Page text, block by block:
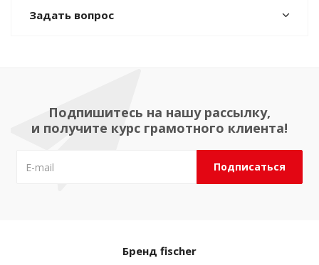
Задать вопрос
Подпишитесь на нашу рассылку,
и получите курс грамотного клиента!
Бренд fischer